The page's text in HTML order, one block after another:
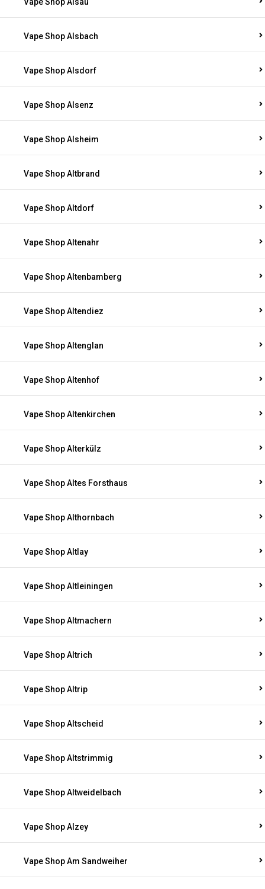
Vape Shop Alsbach
Vape Shop Alsdorf
Vape Shop Alsenz
Vape Shop Alsheim
Vape Shop Altbrand
Vape Shop Altdorf
Vape Shop Altenahr
Vape Shop Altenbamberg
Vape Shop Altendiez
Vape Shop Altenglan
Vape Shop Altenhof
Vape Shop Altenkirchen
Vape Shop Alterkülz
Vape Shop Altes Forsthaus
Vape Shop Althornbach
Vape Shop Altlay
Vape Shop Altleiningen
Vape Shop Altmachern
Vape Shop Altrich
Vape Shop Altrip
Vape Shop Altscheid
Vape Shop Altstrimmig
Vape Shop Altweidelbach
Vape Shop Alzey
Vape Shop Am Sandweiher